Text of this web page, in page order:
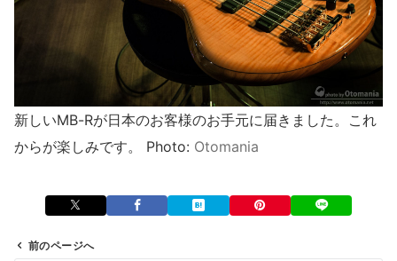
新しいMB-Rが日本のお客様のお手元に届きました。これ
からが楽しみです。 Photo: Otomania
前のページへ